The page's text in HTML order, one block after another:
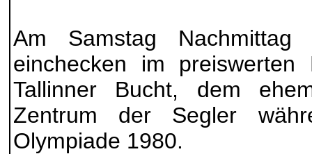
Am Samstag
einchecken im
Tallinner Bucht, dem
Zentrum der Segler
Olympiade 1980.